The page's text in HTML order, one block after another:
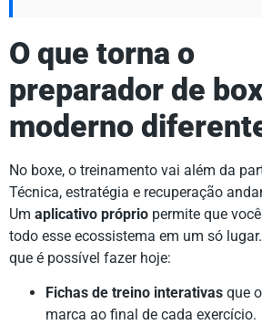
O que torna o
preparador de
moderno
No boxe, o treinamento vai além da
Técnica, estratégia e recuperação
Um aplicativo próprio permite que
todo esse ecossistema em um só
que é possível fazer hoje:
Fichas de treino interativas que
marca ao final de cada exercício.